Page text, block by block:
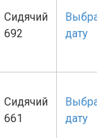
Сидячий
692
дату
Сидячий
661
дату